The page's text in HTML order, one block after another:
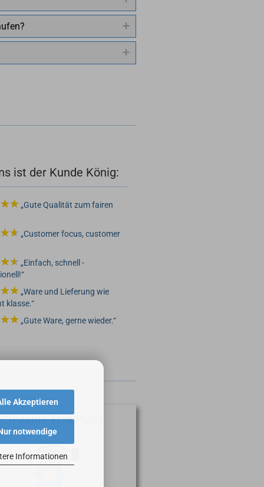
Akzeptieren
notwendige
Informationen
ist der Kunde König:
Gute Qualität zum fairen
Customer focus, customer
Einfach, schnell -
Ware und Lieferung wie
klasse.
Gute Ware, gerne wieder.
Jahre Erfahrung